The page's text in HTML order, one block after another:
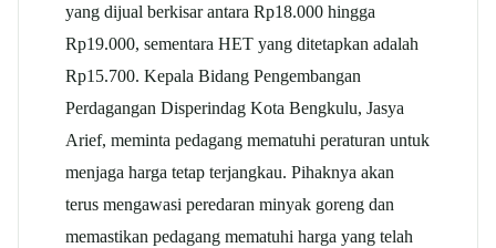
yang dijual berkisar antara Rp18.000 hingga
Rp19.000, sementara HET yang ditetapkan adalah
Rp15.700. Kepala Bidang Pengembangan
Perdagangan Disperindag Kota Bengkulu, Jasya
Arief, meminta pedagang mematuhi peraturan untuk
menjaga harga tetap terjangkau. Pihaknya akan
terus mengawasi peredaran minyak goreng dan
memastikan pedagang mematuhi harga yang telah